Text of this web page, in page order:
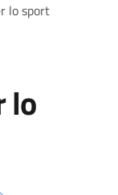
lo sport
lo